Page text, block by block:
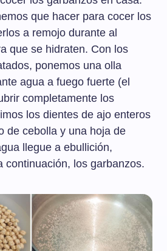
que hacer para cocer los
a remojo durante al
que se hidraten. Con los
ponemos una olla
agua a fuego fuerte (el
completamente los
los dientes de ajo enteros
de cebolla y una hoja de
llegue a ebullición,
continuación, los garbanzos.